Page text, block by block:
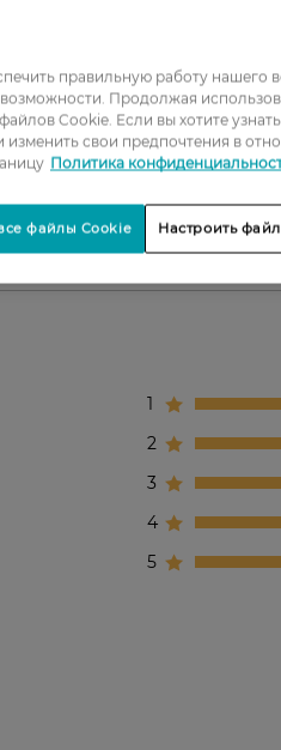
восстановлении.
1
2
3
4
5
правильную работу нашего
Продолжая
Cookie. Если вы хотите
свои предпочтения в
Политика
Настроить
файлы Cookie